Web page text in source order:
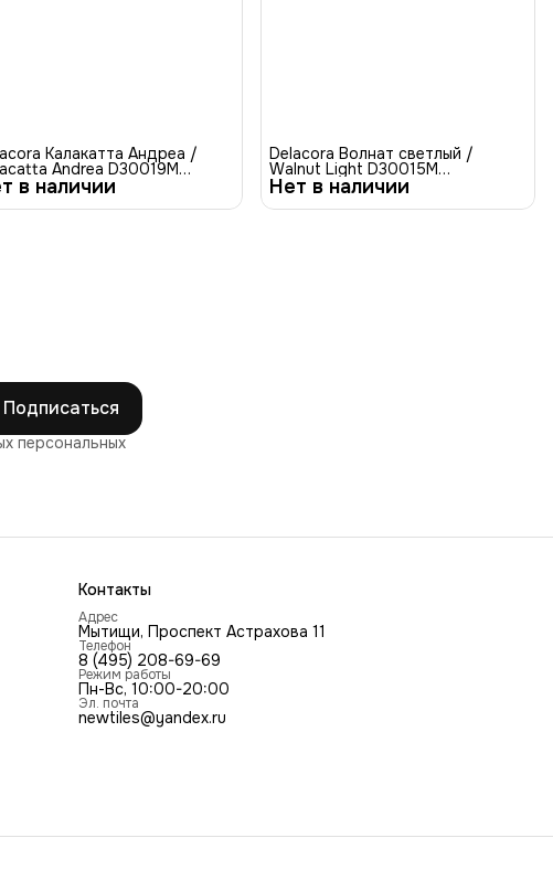
в наличии
Калакатта Андреа /
Andrea D30019M
матовый карвинг Нет в наличии
Delacora Волнат светлый /
Walnut Light D30015M
Керамогранит матовый 30x60
Подписаться
персональных
Контакты
Адрес
Мытищи, Проспект Астрахова 11
Телефон
8 (495) 208-69-69
Режим работы
Пн-Вс, 10:00-20:00
Эл. почта
newtiles@yandex.ru